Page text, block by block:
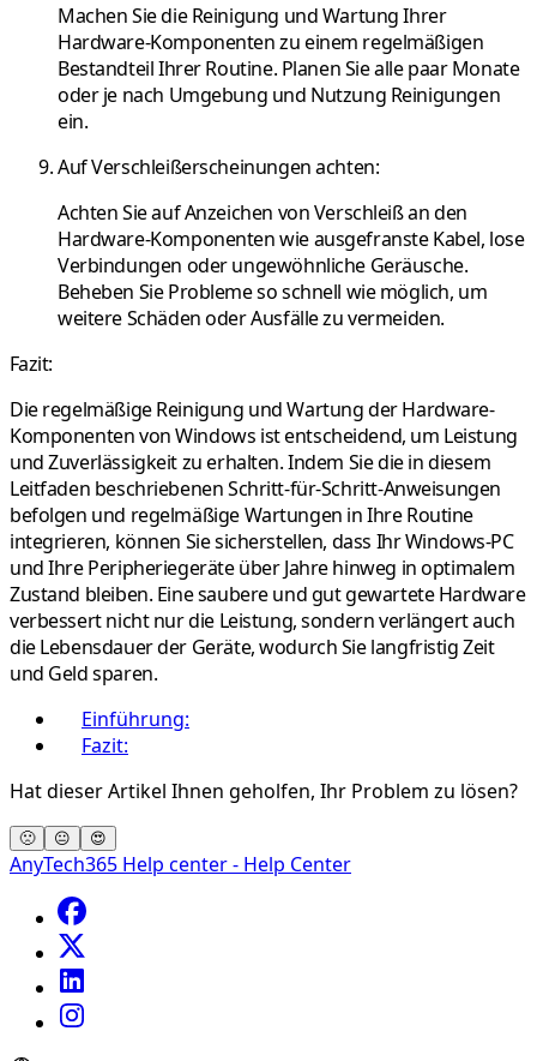
Machen Sie die Reinigung und Wartung Ihrer
Hardware-Komponenten zu einem regelmäßigen
Bestandteil Ihrer Routine. Planen Sie alle paar Monate
oder je nach Umgebung und Nutzung Reinigungen
ein.
Auf Verschleißerscheinungen achten:
Achten Sie auf Anzeichen von Verschleiß an den
Hardware-Komponenten wie ausgefranste Kabel, lose
Verbindungen oder ungewöhnliche Geräusche.
Beheben Sie Probleme so schnell wie möglich, um
weitere Schäden oder Ausfälle zu vermeiden.
Fazit:
Die regelmäßige Reinigung und Wartung der Hardware-
Komponenten von Windows ist entscheidend, um Leistung
und Zuverlässigkeit zu erhalten. Indem Sie die in diesem
Leitfaden beschriebenen Schritt-für-Schritt-Anweisungen
befolgen und regelmäßige Wartungen in Ihre Routine
integrieren, können Sie sicherstellen, dass Ihr Windows-PC
und Ihre Peripheriegeräte über Jahre hinweg in optimalem
Zustand bleiben. Eine saubere und gut gewartete Hardware
verbessert nicht nur die Leistung, sondern verlängert auch
die Lebensdauer der Geräte, wodurch Sie langfristig Zeit
und Geld sparen.
Einführung:
Fazit:
Hat dieser Artikel Ihnen geholfen, Ihr Problem zu lösen?
🙁 😐 😍
AnyTech365 Help center - Help Center